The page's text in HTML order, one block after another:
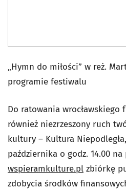
„Hymn do miłości” w reż.
programie festiwalu
Do ratowania wrocławskiego
również niezrzeszony ruch
kultury – Kultura
października o godz. 14.00
wspieramkulture.pl zbiórkę
zdobycia środków